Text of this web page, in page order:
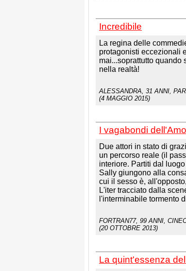
Incredibile
La regina delle
protagonisti eccezionali
mai...soprattutto quando
nella realtà!
ALESSANDRA , 31 ANNI,
(4 MAGGIO 2015)
I vagabondi
Due attori in stato di
un percorso reale (il
interiore. Partiti dal
Sally giungono alla
cui il sesso è,
L'iter tracciato dalla
l'interminabile tormento
FORTRAN77, 99 ANNI,
(20 OTTOBRE 2013)
La quint'essenza